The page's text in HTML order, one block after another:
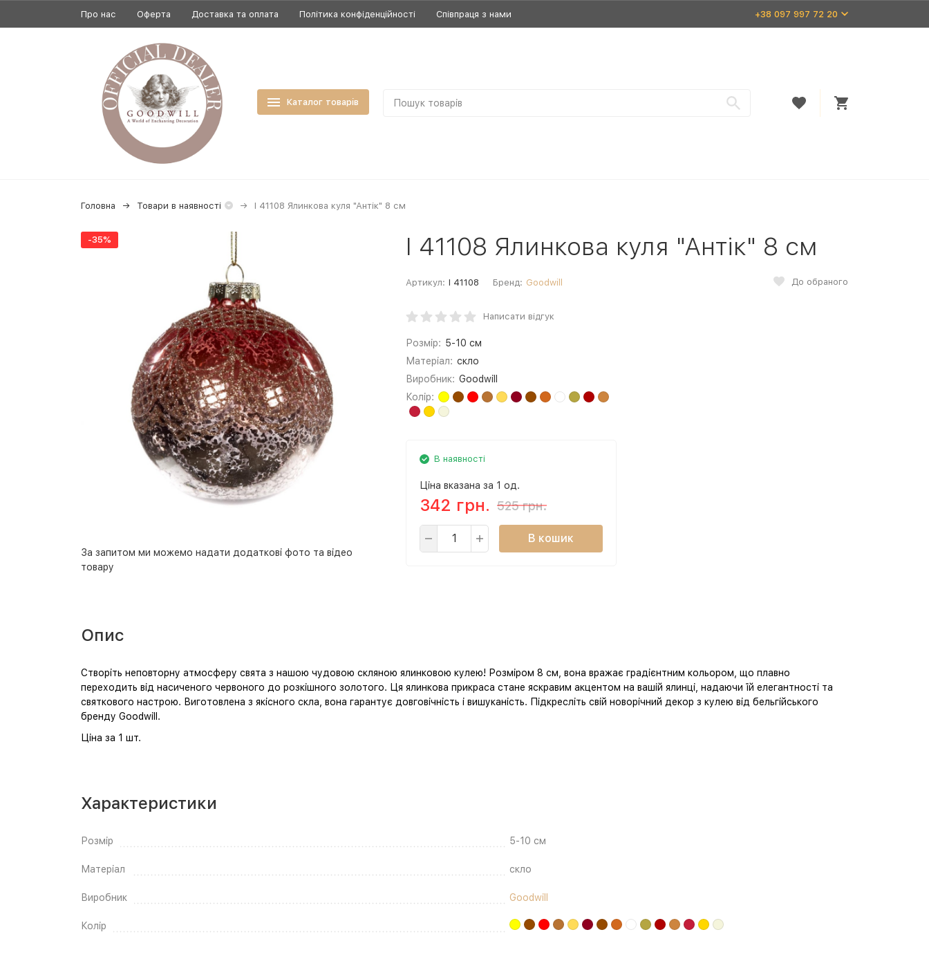
Про нас Оферта Доставка та оплата Політика конфіденційності Співпраця з нами +38 097 997 72 20
Каталог товарів
Головна Товари в наявності I 41108 Ялинкова куля "Антік" 8 см
-35%
За запитом ми можемо надати додаткові фото та відео
товару
I 41108 Ялинкова куля "Антік" 8 см
Артикул: I 41108 Бренд: Goodwill До обраного
Написати відгук
Розмір: 5-10 см
Матеріал: скло
Виробник: Goodwill
Колір:
В наявності
Ціна вказана за 1 од.
342 грн. 525 грн.
В кошик
Опис
Створіть неповторну атмосферу свята з нашою чудовою скляною ялинковою кулею! Розміром 8 см, вона вражає градієнтним кольором, що плавно
переходить від насиченого червоного до розкішного золотого. Ця ялинкова прикраса стане яскравим акцентом на вашій ялинці, надаючи їй елегантності та
святкового настрою. Виготовлена з якісного скла, вона гарантує довговічність і вишуканість. Підкресліть свій новорічний декор з кулею від бельгійського
бренду Goodwill.
Ціна за 1 шт.
Характеристики
Розмір 5-10 см
Матеріал скло
Виробник Goodwill
Колір